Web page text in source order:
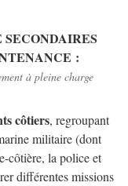
SECONDAIRES
:
à pleine charge
côtiers, regroupant
militaire (dont
côtière, la police et
différentes missions